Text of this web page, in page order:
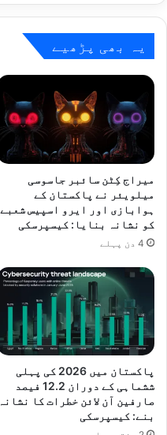
د
ا
ر
ا
ی
ں
ڑ
ے
ک
ے
ع
ز
م
ت
ا
ر
ن
م
ا
ت
ک
س
ی
ق
ا
یہ بھی پڑھیے
میراج کِٹن سائبر جاسوسی
میلویئر نے پاکستان کے
ہوابازی اور ایرو اسپیس شعبے
کو نشانہ بنایا: کیسپرسکی
4 دن پہلے
پاکستان میں 2026 کی پہلی
ششماہی کے دوران 12.2 فیصد
صارفین آن لائن خطرات کا نشانہ
بنے: کیسپرسکی